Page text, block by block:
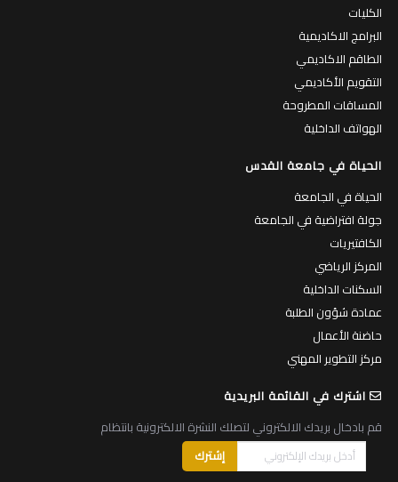
الكليات
البرامج الاكاديمية
الطاقم الاكاديمي
التقويم الأكاديمي
المساقات المطروحة
الهواتف الداخلية
الحياة في جامعة القدس
الحياة في الجامعة
جولة افتراضية في الجامعة
الكافتيريات
المركز الرياضي
السكنات الداخلية
عمادة شؤون الطلبة
حاضنة الأعمال
مركز التطوير المهني
اشترك في القائمة البريدية
قم بادخال بريدك الالكتروني لتصلك النشرة الالكترونية بانتظام